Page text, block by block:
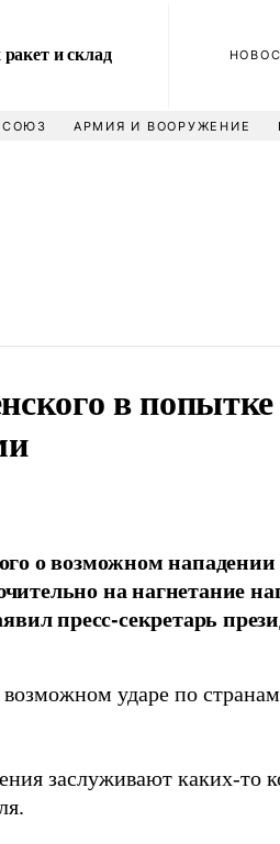
и склад
АРМИЯ И ВООРУЖЕНИЕ
в
о возможном нападении
на нагнетание
пресс-секретарь
ударе по
заслуживают каких-то